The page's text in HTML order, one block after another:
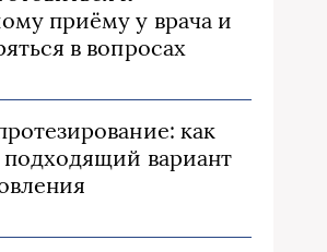
приёму у врача и
в вопросах
как
подходящий вариант